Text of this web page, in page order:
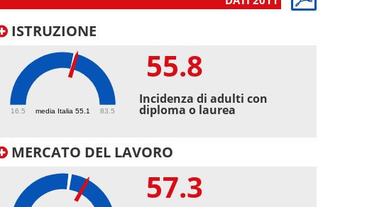
ISTRUZIONE
media Italia 55.1
16.5 83.5
55.8
Incidenza di adulti con
diploma o laurea
MERCATO DEL LAVORO
57.3